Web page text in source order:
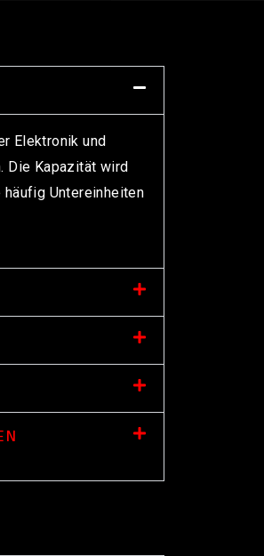
Elektronik und
Die Kapazität wird
Untereinheiten